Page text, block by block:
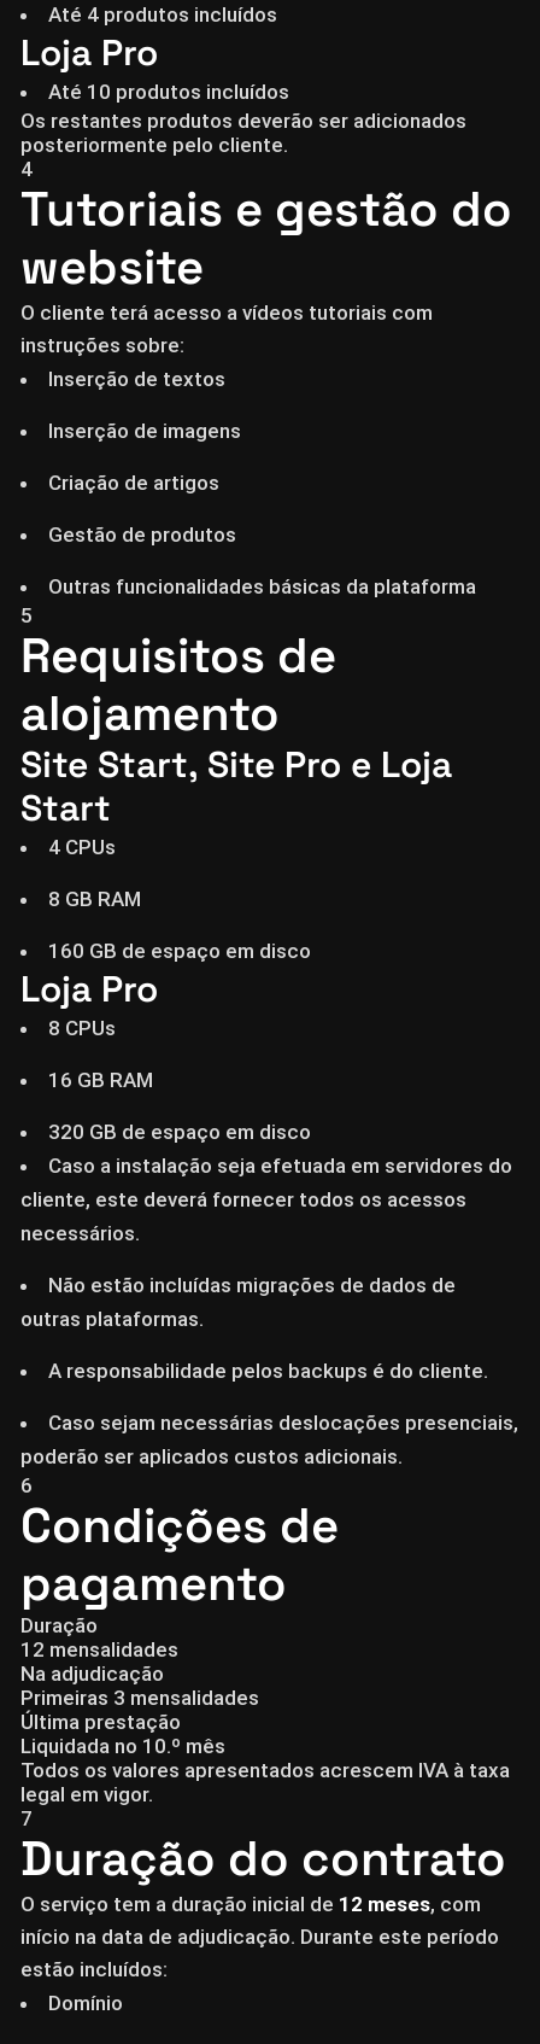
Até 4 produtos incluídos
Loja Pro
Até 10 produtos incluídos
Os restantes produtos deverão ser adicionados
posteriormente pelo cliente.
4
Tutoriais e gestão do
website
O cliente terá acesso a vídeos tutoriais com
instruções sobre:
Inserção de textos
Inserção de imagens
Criação de artigos
Gestão de produtos
Outras funcionalidades básicas da plataforma
5
Requisitos de
alojamento
Site Start, Site Pro e Loja
Start
4 CPUs
8 GB RAM
160 GB de espaço em disco
Loja Pro
8 CPUs
16 GB RAM
320 GB de espaço em disco
Caso a instalação seja efetuada em servidores do
cliente, este deverá fornecer todos os acessos
necessários.
Não estão incluídas migrações de dados de
outras plataformas.
A responsabilidade pelos backups é do cliente.
Caso sejam necessárias deslocações presenciais,
poderão ser aplicados custos adicionais.
6
Condições de
pagamento
Duração
12 mensalidades
Na adjudicação
Primeiras 3 mensalidades
Última prestação
Liquidada no 10.º mês
Todos os valores apresentados acrescem IVA à taxa
legal em vigor.
7
Duração do contrato
O serviço tem a duração inicial de 12 meses, com
início na data de adjudicação. Durante este período
estão incluídos:
Domínio